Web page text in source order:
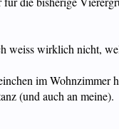
weiss wirklich nicht,
im Wohnzimmer
(und auch an meine).